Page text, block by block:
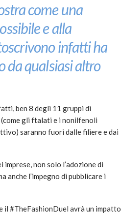
come una
e alla
infatti ha
da qualsiasi altro
ben 8 degli 11 gruppi di
gli ftalati e i nonilfenoli
saranno fuori dalle filiere e dai
non solo l’adozione di
anche l’impegno di pubblicare i
il #TheFashionDuel avrà un impatto